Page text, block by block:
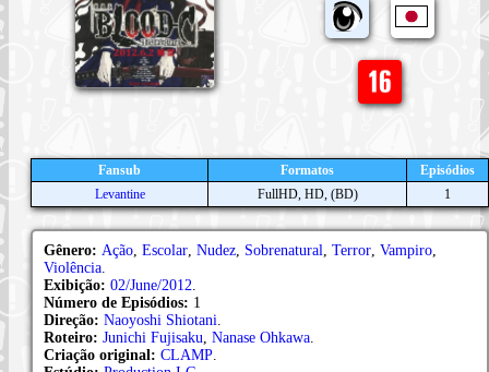
Fansub Formatos
Episódios
Levantine
FullHD, HD, (BD) 1
Gênero: Ação Escolar Nudez Sobrenatural Terror Vampiro
Violência
Exibição: 02/June/2012
Número de Episódios: 1
Direção: Naoyoshi Shiotani
Roteiro: Junichi Fujisaku Nanase Ohkawa
Criação original: CLAMP